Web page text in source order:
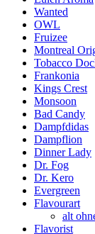
Wanted
OWL
Fruizee
Montreal
Tobacco
Frankonia
Kings Crest
Monsoon
Bad Candy
Dampfdidas
Dampflion
Dinner Lady
Dr. Fog
Dr. Kero
Evergreen
Flavourart
alt
Flavorist